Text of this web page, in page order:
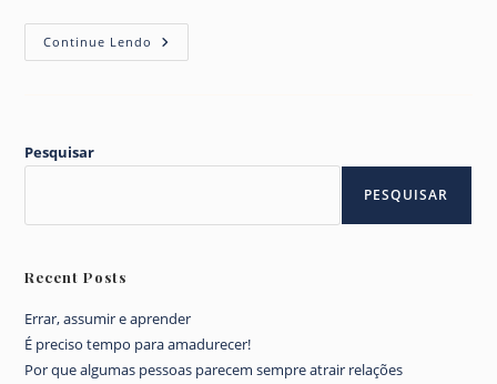
Continue Lendo Mulher,
Quais
Pesquisar
PESQUISAR
Recent Posts
Errar, assumir e aprender
É preciso tempo para amadurecer!
Por que algumas pessoas parecem sempre atrair relações